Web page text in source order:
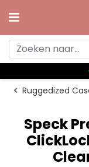
Ruggedized
Speck